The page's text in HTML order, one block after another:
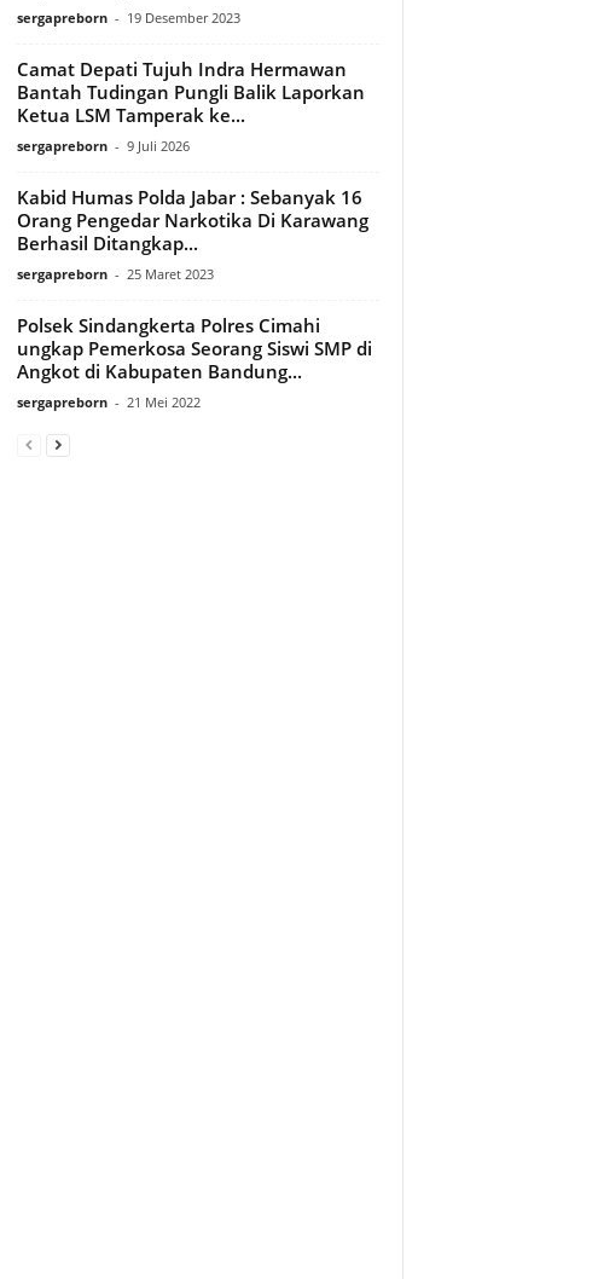
sergapreborn - 19 Desember 2023
Camat Depati Tujuh Indra Hermawan
Bantah Tudingan Pungli Balik Laporkan
Ketua LSM Tamperak ke...
sergapreborn - 9 Juli 2026
Kabid Humas Polda Jabar : Sebanyak 16
Orang Pengedar Narkotika Di Karawang
Berhasil Ditangkap...
sergapreborn - 25 Maret 2023
Polsek Sindangkerta Polres Cimahi
ungkap Pemerkosa Seorang Siswi SMP di
Angkot di Kabupaten Bandung...
sergapreborn - 21 Mei 2022